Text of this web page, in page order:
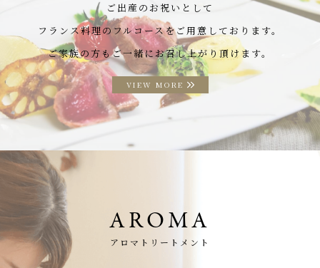
ご出産のお祝いとして
フランス料理のフルコースをご用意しております。
ご家族の方もご一緒にお召し上がり頂けます。
VIEW MORE
AROMA
アロマトリートメント